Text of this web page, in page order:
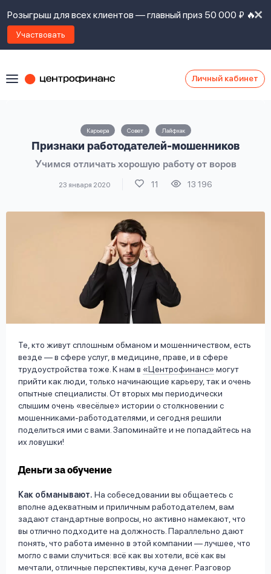
Розыгрыш для всех клиентов — главный приз 50 000 ₽ 🔥
Участвовать
Личный кабинет
Карьера Совет Лайфхак
Признаки работодателей-мошенников
Учимся отличать хорошую работу от воров
23 января 2020 11 13 196
Те, кто живут сплошным обманом и мошенничеством, есть
везде — в сфере услуг, в медицине, праве, и в сфере
трудоустройства тоже. К нам в «Центрофинанс» могут
прийти как люди, только начинающие карьеру, так и очень
опытные специалисты. От вторых мы периодически
слышим очень «весёлые» истории о столкновении с
мошенниками-работодателями, и сегодня решили
поделиться ими с вами. Запоминайте и не попадайтесь на
их ловушки!
Деньги за обучение
Как обманывают. На собеседовании вы общаетесь с
вполне адекватным и приличным работодателем, вам
задают стандартные вопросы, но активно намекают, что
вы отлично подходите на должность. Параллельно дают
понять, что работа именно в этой компании — лучшее, что
могло с вами случиться: всё как вы хотели, всё как вы
мечтали, отличные перспективы, куча денег. Разговор
Оформить заявку
Войти под другим номером
Наши
контакты
Ответы
на
вопросы
ознакомлен
с
займов